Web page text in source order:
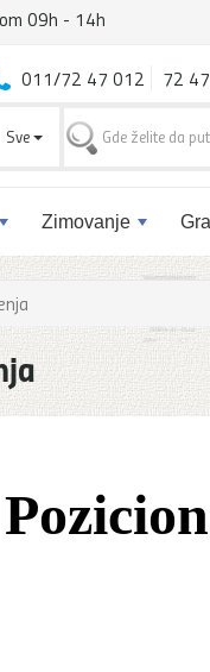
09h - 14h
Zimovanje
011/72 47 012 72
Sve